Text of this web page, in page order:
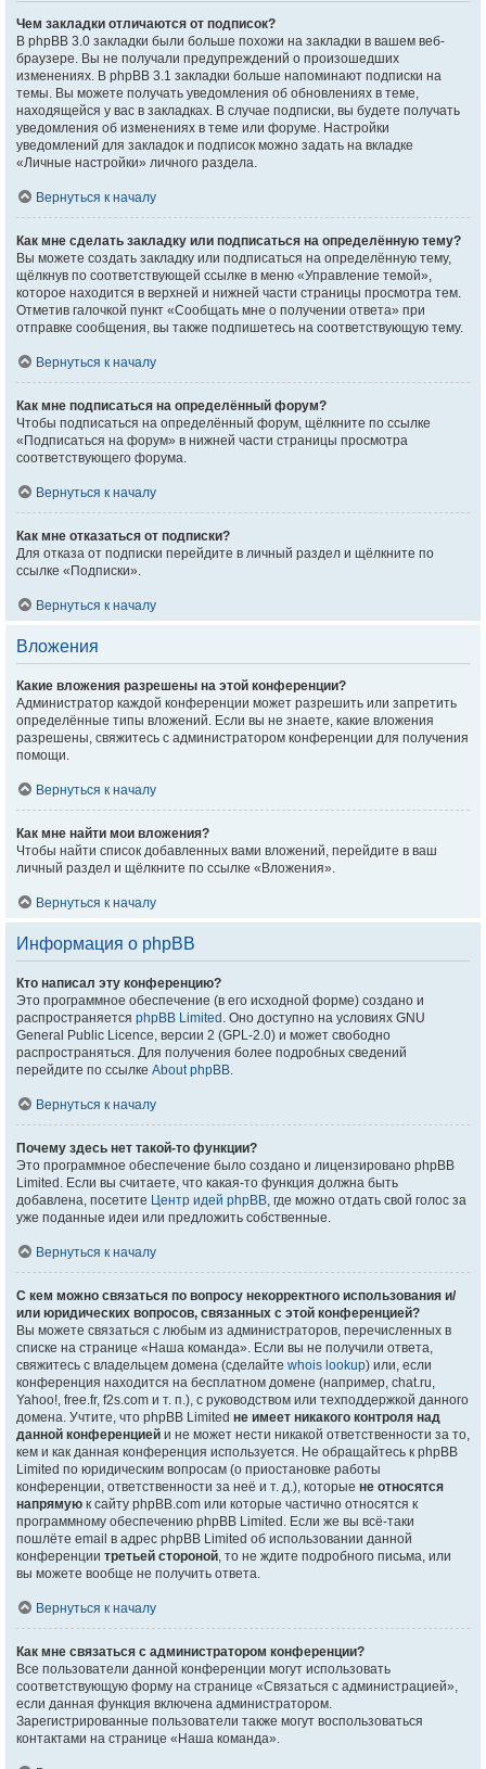
Чем закладки отличаются от подписок?
В phpBB 3.0 закладки были больше похожи на закладки в вашем веб-
браузере. Вы не получали предупреждений о произошедших
изменениях. В phpBB 3.1 закладки больше напоминают подписки на
темы. Вы можете получать уведомления об обновлениях в теме,
находящейся у вас в закладках. В случае подписки, вы будете получать
уведомления об изменениях в теме или форуме. Настройки
уведомлений для закладок и подписок можно задать на вкладке
«Личные настройки» личного раздела.
Вернуться к началу
Как мне сделать закладку или подписаться на определённую тему?
Вы можете создать закладку или подписаться на определённую тему,
щёлкнув по соответствующей ссылке в меню «Управление темой»,
которое находится в верхней и нижней части страницы просмотра тем.
Отметив галочкой пункт «Сообщать мне о получении ответа» при
отправке сообщения, вы также подпишетесь на соответствующую тему.
Вернуться к началу
Как мне подписаться на определённый форум?
Чтобы подписаться на определённый форум, щёлкните по ссылке
«Подписаться на форум» в нижней части страницы просмотра
соответствующего форума.
Вернуться к началу
Как мне отказаться от подписки?
Для отказа от подписки перейдите в личный раздел и щёлкните по
ссылке «Подписки».
Вернуться к началу
Вложения
Какие вложения разрешены на этой конференции?
Администратор каждой конференции может разрешить или запретить
определённые типы вложений. Если вы не знаете, какие вложения
разрешены, свяжитесь с администратором конференции для получения
помощи.
Вернуться к началу
Как мне найти мои вложения?
Чтобы найти список добавленных вами вложений, перейдите в ваш
личный раздел и щёлкните по ссылке «Вложения».
Вернуться к началу
Информация о phpBB
Кто написал эту конференцию?
Это программное обеспечение (в его исходной форме) создано и
распространяется phpBB Limited . Оно доступно на условиях GNU
General Public Licence, версии 2 (GPL-2.0) и может свободно
распространяться. Для получения более подробных сведений
перейдите по ссылке About phpBB.
Вернуться к началу
Почему здесь нет такой-то функции?
Это программное обеспечение было создано и лицензировано phpBB
Limited. Если вы считаете, что какая-то функция должна быть
добавлена, посетите Центр идей phpBB, где можно отдать свой голос за
уже поданные идеи или предложить собственные.
Вернуться к началу
С кем можно связаться по вопросу некорректного использования и/
или юридических вопросов, связанных с этой конференцией?
Вы можете связаться с любым из администраторов, перечисленных в
списке на странице «Наша команда». Если вы не получили ответа,
свяжитесь с владельцем домена (сделайте whois lookup) или, если
конференция находится на бесплатном домене (например, chat.ru,
Yahoo!, free.fr, f2s.com и т. п.), с руководством или техподдержкой данного
домена. Учтите, что phpBB Limited не имеет никакого контроля над
данной конференцией и не может нести никакой ответственности за то,
кем и как данная конференция используется. Не обращайтесь к phpBB
Limited по юридическим вопросам (о приостановке работы
конференции, ответственности за неё и т. д.), которые не относятся
напрямую к сайту phpBB.com или которые частично относятся к
программному обеспечению phpBB Limited. Если же вы всё-таки
пошлёте email в адрес phpBB Limited об использовании данной
конференции третьей стороной, то не ждите подробного письма, или
вы можете вообще не получить ответа.
Вернуться к началу
Как мне связаться с администратором конференции?
Все пользователи данной конференции могут использовать
соответствующую форму на странице «Связаться с администрацией»,
если данная функция включена администратором.
Зарегистрированные пользователи также могут воспользоваться
контактами на странице «Наша команда».